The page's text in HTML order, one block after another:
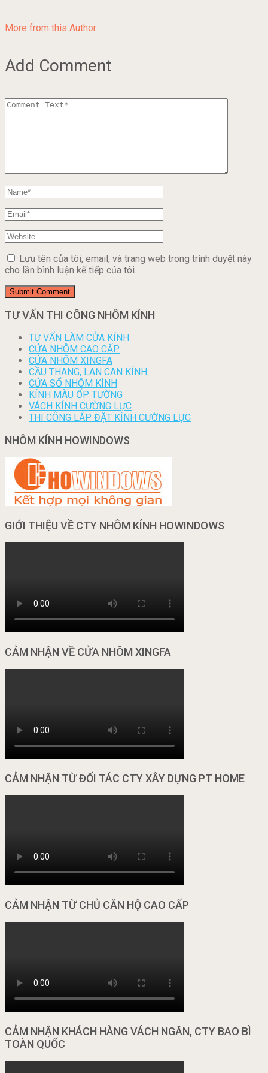
More from this Author
Add Comment
Lưu tên của tôi, email, và trang web trong trình duyệt này
cho lần bình luận kế tiếp của tôi.
TƯ VẤN THI CÔNG NHÔM KÍNH
TƯ VẤN LÀM CỬA KÍNH
CỬA NHÔM CAO CẤP
CỬA NHÔM XINGFA
CẦU THANG, LAN CAN KÍNH
CỬA SỔ NHÔM KÍNH
KÍNH MÀU ỐP TƯỜNG
VÁCH KÍNH CƯỜNG LỰC
THI CÔNG LẮP ĐẶT KÍNH CƯỜNG LỰC
NHÔM KÍNH HOWINDOWS
GIỚI THIỆU VỀ CTY NHÔM KÍNH HOWINDOWS
CẢM NHẬN VỀ CỬA NHÔM XINGFA
CẢM NHẬN TỪ ĐỐI TÁC CTY XÂY DỰNG PT HOME
CẢM NHẬN TỪ CHỦ CĂN HỘ CAO CẤP
CẢM NHẬN KHÁCH HÀNG VÁCH NGĂN, CTY BAO BÌ
TOÀN QUỐC